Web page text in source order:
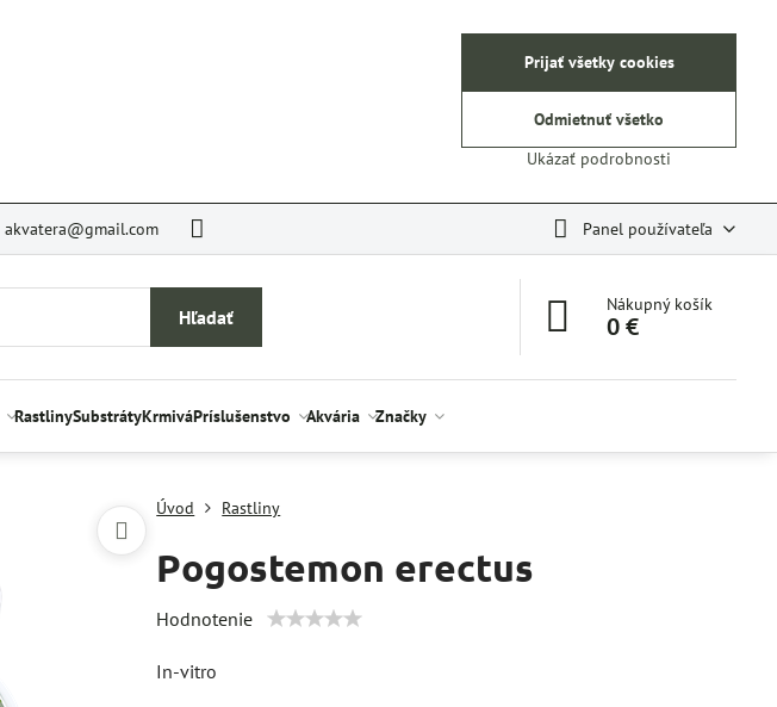
akvatera@gmail.com Panel používateľa
Hľadať
Nákupný košík
0 €
RastlinySubstrátyKrmiváPríslušenstvo Akvária Značky
Úvod Rastliny
Pogostemon erectus
Hodnotenie
In-vitro
Ukázať podrobnosti
Prijať všetky cookies
Odmietnuť všetko